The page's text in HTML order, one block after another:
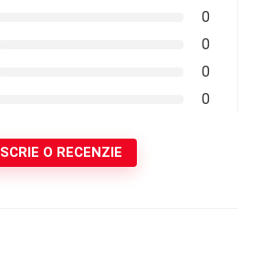
0
0
0
0
SCRIE O RECENZIE